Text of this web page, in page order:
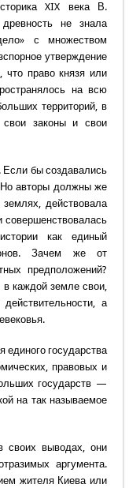
XIX века В.
не знала
с множеством
утверждение
что право князя или
на всю
территорий, в
свои законы и свои
Если бы создавались
Но авторы должны же
действовала
совершенствовалась
как единый
Зачем же от
предположений?
в каждой земле свои,
а
единого государства
правовых и
государств —
на так называемое
своих выводах, они
аргумента.
жителя Киева или